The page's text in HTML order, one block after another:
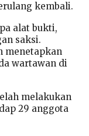
kembali.
alat bukti,
saksi.
menetapkan
wartawan di
melakukan
29 anggota